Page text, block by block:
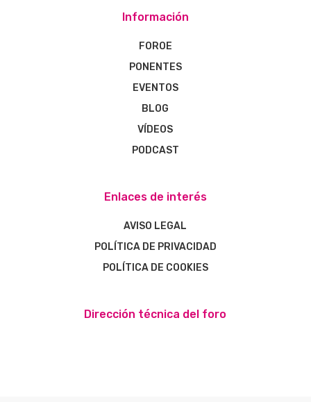
Información
FOROE
PONENTES
EVENTOS
BLOG
VÍDEOS
PODCAST
Enlaces de interés
AVISO LEGAL
POLÍTICA DE PRIVACIDAD
POLÍTICA DE COOKIES
Dirección técnica del foro